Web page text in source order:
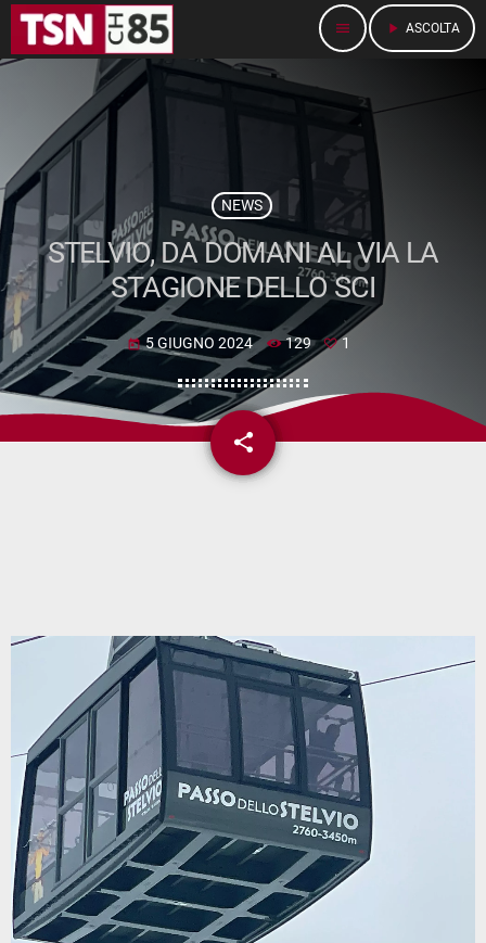
menu play_arrow ASCOLTA
NEWS
STELVIO, DA DOMANI AL VIA LA
STAGIONE DELLO SCI
today 5 GIUGNO 2024 129 1
share
email